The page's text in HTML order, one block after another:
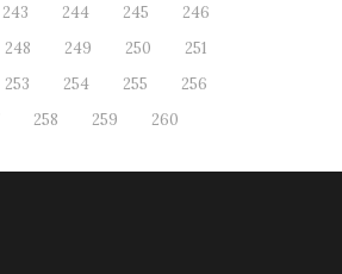
243 244 245
246
248 249 250
251
253 254 255
256
258 259 260